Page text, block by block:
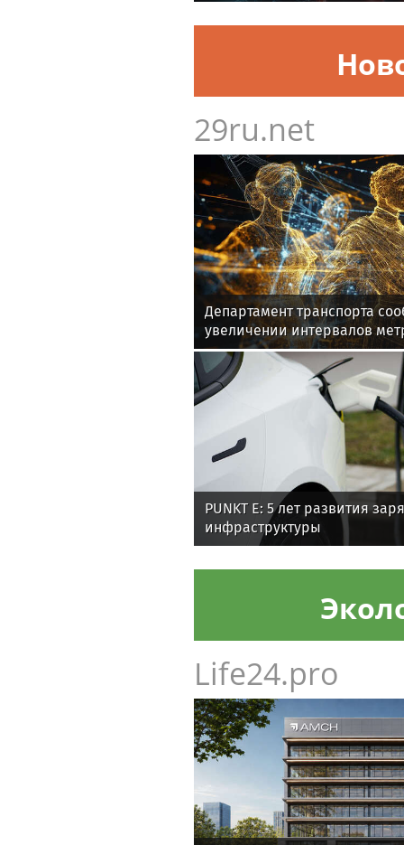
29ru.net
Департамент транспорта
увеличении интервалов
PUNKT E: 5 лет развития
инфраструктуры
Life24.pro